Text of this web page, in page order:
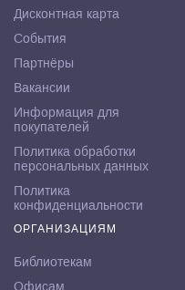
Дисконтная карта
События
Партнёры
Вакансии
Информация для
покупателей
Политика обработки
персональных данных
Политика
конфиденциальности
ОРГАНИЗАЦИЯМ
Библиотекам
Офисам